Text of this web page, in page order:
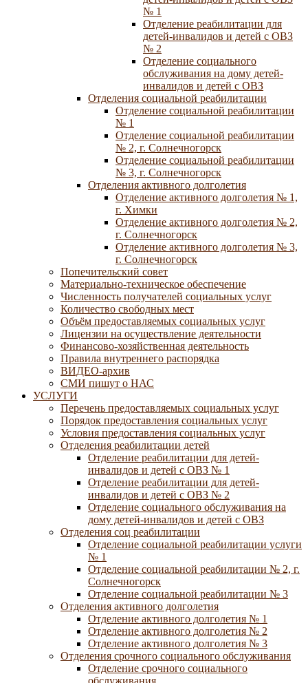
№ 1
Отделение реабилитации для
детей-инвалидов и детей с ОВЗ
№ 2
Отделение социального
обслуживания на дому детей-
инвалидов и детей с ОВЗ
Отделения социальной реабилитации
Отделение социальной реабилитации
№ 1
Отделение социальной реабилитации
№ 2, г. Солнечногорск
Отделение социальной реабилитации
№ 3, г. Солнечногорск
Отделения активного долголетия
Отделение активного долголетия № 1,
г. Химки
Отделение активного долголетия № 2,
г. Солнечногорск
Отделение активного долголетия № 3,
г. Солнечногорск
Попечительский совет
Материально-техническое обеспечение
Численность получателей социальных услуг
Количество свободных мест
Объём предоставляемых социальных услуг
Лицензии на осуществление деятельности
Финансово-хозяйственная деятельность
Правила внутреннего распорядка
ВИДЕО-архив
СМИ пишут о НАС
УСЛУГИ
Перечень предоставляемых социальных услуг
Порядок предоставления социальных услуг
Условия предоставления социальных услуг
Отделения реабилитации детей
Отделение реабилитации для детей-
инвалидов и детей с ОВЗ № 1
Отделение реабилитации для детей-
инвалидов и детей с ОВЗ № 2
Отделение социального обслуживания на
дому детей-инвалидов и детей с ОВЗ
Отделения соц реабилитации
Отделение социальной реабилитации услуги
№ 1
Отделение социальной реабилитации № 2, г.
Солнечногорск
Отделение социальной реабилитации № 3
Отделения активного долголетия
Отделение активного долголетия № 1
Отделение активного долголетия № 2
Отделение активного долголетия № 3
Отделения срочного социального обслуживания
Отделение срочного социального
обслуживания